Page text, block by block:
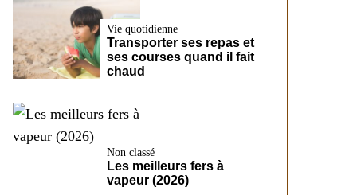
Vie quotidienne
Transporter ses repas et
ses courses quand il fait
chaud
Non classé
Les meilleurs fers à
vapeur (2026)